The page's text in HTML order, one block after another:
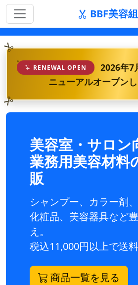
BBF美容
RENEWAL OPEN
2026年7
ニューアルオープンし
美容室・サロン
業務用美容材料
販
シャンプー、カラー剤、
化粧品、美容器具など
え。
税込11,000円以上で送
商品一覧を見る